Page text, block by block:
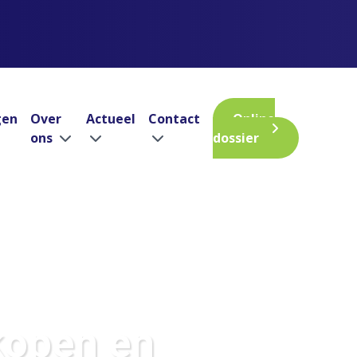
Over
ons
Actueel Contact
Online
dossier
en